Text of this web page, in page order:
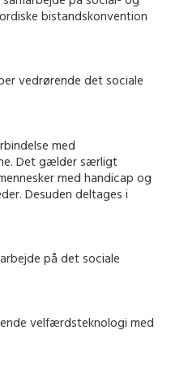
bistandskonvention
vedrørende det sociale
med
Det gælder særligt
med handicap og
Desuden deltages i
på det sociale
velfærdsteknologi med